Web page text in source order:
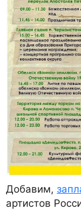
Добавим,
артистов